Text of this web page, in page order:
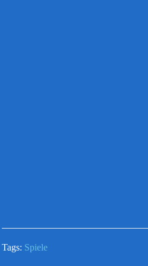
Tags: Spiele